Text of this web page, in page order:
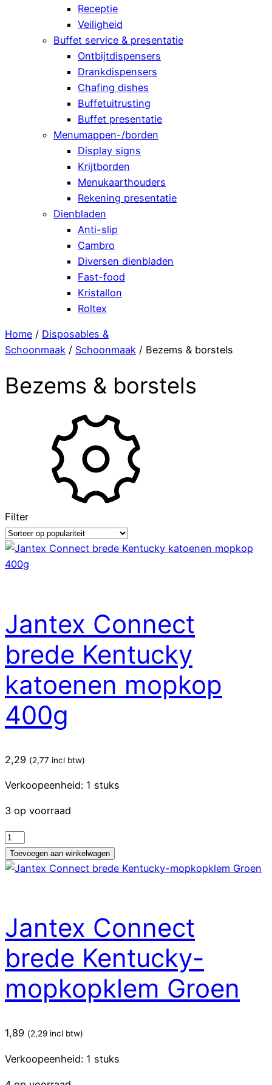
Receptie
Veiligheid
Buffet service & presentatie
Ontbijtdispensers
Drankdispensers
Chafing dishes
Buffetuitrusting
Buffet presentatie
Menumappen-/borden
Display signs
Krijtborden
Menukaarthouders
Rekening presentatie
Dienbladen
Anti-slip
Cambro
Diversen dienbladen
Fast-food
Kristallon
Roltex
Home / Disposables &
Schoonmaak / Schoonmaak / Bezems & borstels
Bezems & borstels
Filter
Jantex Connect
brede Kentucky
katoenen mopkop
400g
2,29 (2,77 incl btw)
Verkoopeenheid: 1 stuks
3 op voorraad
Jantex
Connect
brede
400g
aantal
Toevoegen aan winkelwagen
Jantex Connect
brede Kentucky-
mopkopklem Groen
1,89 (2,29 incl btw)
Verkoopeenheid: 1 stuks